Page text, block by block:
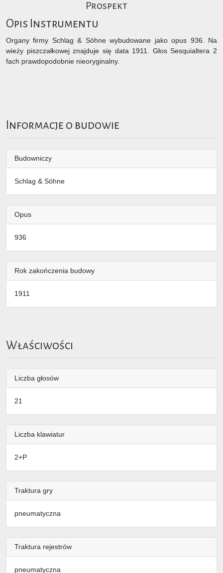
Prospekt
Opis Instrumentu
Organy firmy Schlag & Söhne wybudowane jako opus 936. Na
wieży piszczałkowej znajduje się data 1911. Głos Sesquialtera 2
fach prawdopodobnie nieoryginalny.
Informacje o budowie
Budowniczy
Schlag & Söhne
Opus
936
Rok zakończenia budowy
1911
Właściwości
Liczba głosów
21
Liczba klawiatur
2+P
Traktura gry
pneumatyczna
Traktura rejestrów
pneumatyczna